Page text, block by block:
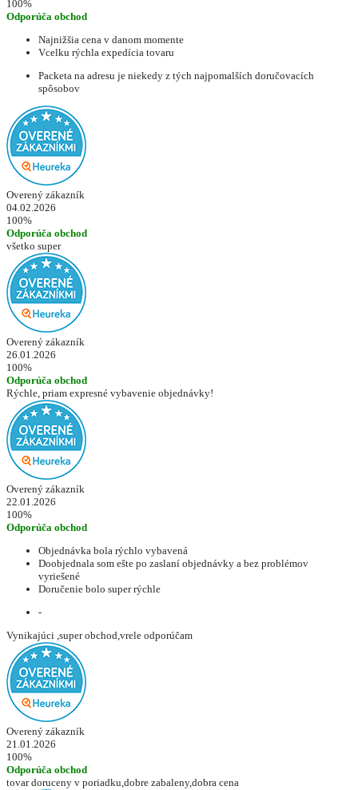
100%
Odporúča obchod
Najnižšia cena v danom momente
Vcelku rýchla expedícia tovaru
Packeta na adresu je niekedy z tých najpomalších doručovacích
spôsobov
Overený zákazník
04.02.2026
100%
Odporúča obchod
všetko super
Overený zákazník
26.01.2026
100%
Odporúča obchod
Rýchle, priam expresné vybavenie objednávky!
Overený zákazník
22.01.2026
100%
Odporúča obchod
Objednávka bola rýchlo vybavená
Doobjednala som ešte po zaslaní objednávky a bez problémov
vyriešené
Doručenie bolo super rýchle
-
Vynikajúci ,super obchod,vrele odporúčam
Overený zákazník
21.01.2026
100%
Odporúča obchod
tovar doruceny v poriadku,dobre zabaleny,dobra cena